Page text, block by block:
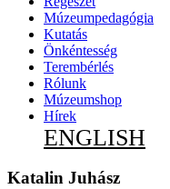
Múzeumpedagógia
Kutatás
Önkéntesség
Terembérlés
Rólunk
Múzeumshop
Hírek
ENGLISH
Katalin Juhász